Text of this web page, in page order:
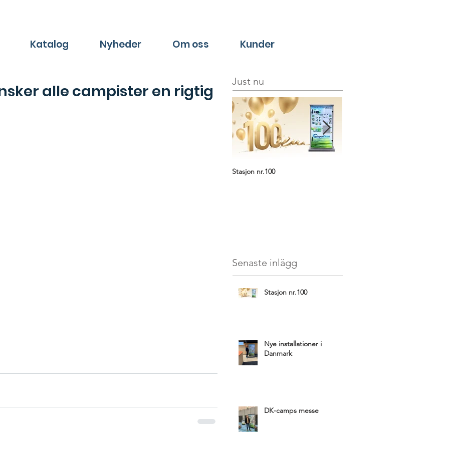
Katalog Nyheder Om oss Kunder
alle campister en rigtig
Just nu
Stasjon nr.100
Senaste inlägg
Stasjon nr.100
Nye installationer i
Danmark
DK-camps messe